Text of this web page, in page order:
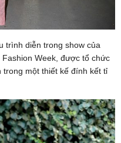
trình diễn trong show của
Week, được tổ chức
trong một thiết kế đính kết tỉ